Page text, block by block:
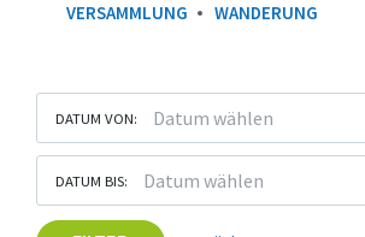
VERSAMMLUNG
WANDERUNG
DATUM VON:
DATUM BIS: